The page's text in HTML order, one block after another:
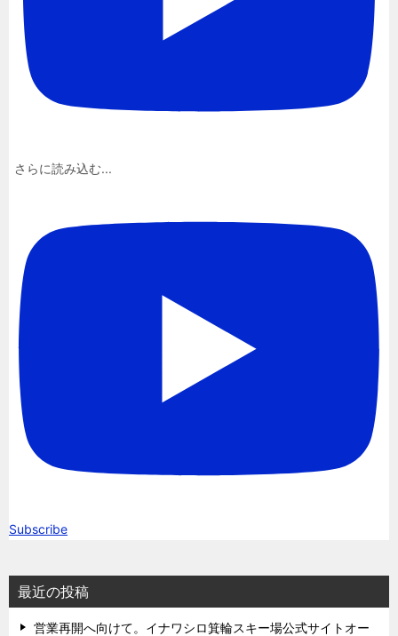
さらに読み込む...
Subscribe
最近の投稿
営業再開へ向けて。イナワシロ箕輪スキー場公式サイトオー